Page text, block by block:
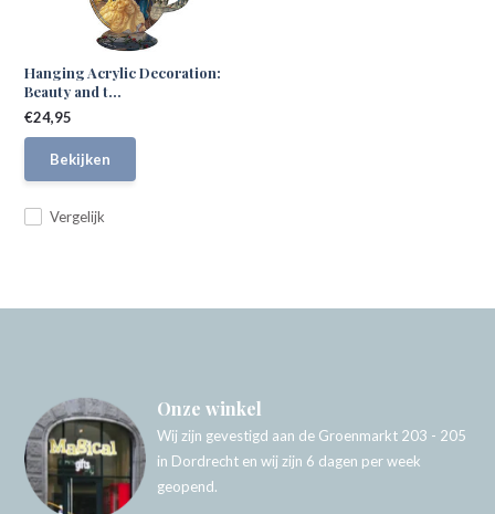
Hanging Acrylic Decoration:
Beauty and t...
Vergelijk
€24,95
Bekijken
Onze winkel
Wij zijn gevestigd aan de Groenmarkt 203 - 205
in Dordrecht en wij zijn 6 dagen per week
geopend.